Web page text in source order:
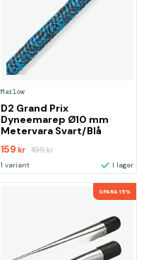
Marlow
D2 Grand Prix
Dyneemarep Ø10 mm
Metervara Svart/Blå
159 kr 199kr
1 variant I lager
SPARA 15%